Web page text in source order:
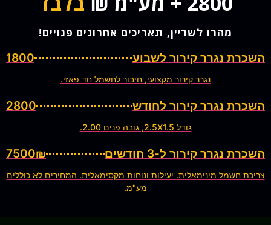
מהרו לשריין, תאריכים אחרונים פנויים!
השכרת נגרר קירור לשבוע 1800
נגרר קירור מקצועי, חיבור לחשמל חד פאזי.
השכרת נגרר קירור לחודש 2800
גודל 2.5X1.5, גובה פנים 2.00.
השכרת נגרר קירור ל-3 חודשים 7500₪
צריכת חשמל מינימאלית. יעילות ונוחות מקסימאלית. המחירים לא כוללים
מע"מ.